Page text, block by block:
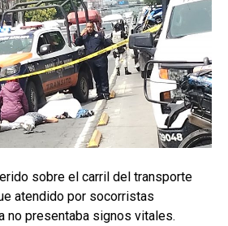
sobre el carril del transporte
atendido por socorristas
no presentaba signos vitales.